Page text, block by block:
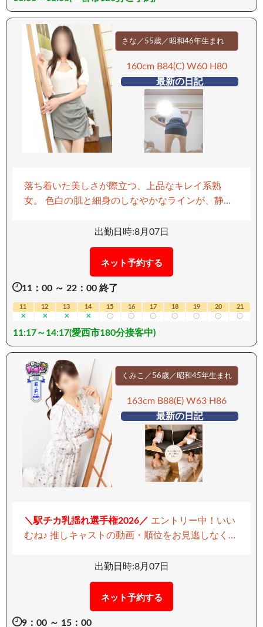
れるタイプです。 楽しい時間を共有することが大
好きで、相手の気持ちに寄り添いながら二人だけ
の特別なひとときを演出してくれるでしょう。 笑
顔・優しさ・大人の魅力。 そのすべてが詰まった
【そら】さんとの時間をぜひお楽しみください。
ーーーーーーーーーー 【移動手段：車】 ーーーー
ーーーーーー
さな／55歳／昭和46年生まれ
160cm B84(C) W60 H80
最新の日記
落ち着いた美しさが際立つ、上品なキレイ系熟
女。 色白の肌と細身のしなやかなラインが、静か
大切にしてくれる、包容力のあるタイプです。 微
乳ならではの繊細な感度の高さも魅力のひとつ。
触れ合うたびに伝わる素直な反応に、思わず夢中
になってしまうことでしょう。 特にフェラは得意
分野で、丁寧で想いのこもった愛撫は格別。 さら
にM気質な一面もあり、求められるほどに高まっ
ていく姿は思わず支配欲をくすぐります。 ゆった
りとした癒しと官能を味わいたい方におすすめし
たい熟女さんになります。 ーーーーーーーー 【移
動手段：車】 ーーーーーーーー
出勤日時:8月07日
ネット予約する
11：00 ～ 22：00 終了
11
✕
12
✕
13
✕
14
✕
15
〇
16
〇
17
〇
18
〇
19
〇
20
〇
21
〇
11:17～14:17(愛西市180分接客中)
くみこ／56歳／昭和45年生まれ
163cm B88(E) W63 H86
最新の日記
＼駅チカ乳揺れ選手権2026／ エントリー中！いい
むね♪ 推しキャストの動画・順位をお見逃しなく！
に「天が二物を与えた」とはこの女性のこと。 爽
立ちに、どこか妖艶な色気を纏いながらも、 物腰
はしなやかで、お淑やか。 それでいて話せば気さ
くで親しみやすい…どこを切り取っても、まさにハ
出勤日時:8月07日
ネット予約する
9：00 ～ 15：00